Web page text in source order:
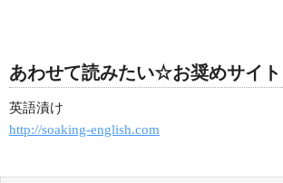
あわせて読みたい☆お奨めサイト
英語漬け
http://soaking-english.com